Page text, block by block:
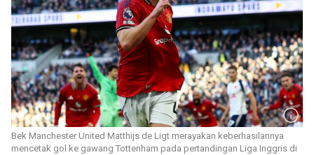
Bek Manchester United Matthijs de Ligt merayakan keberhasilannya
mencetak gol ke gawang Tottenham pada pertandingan Liga Inggris di